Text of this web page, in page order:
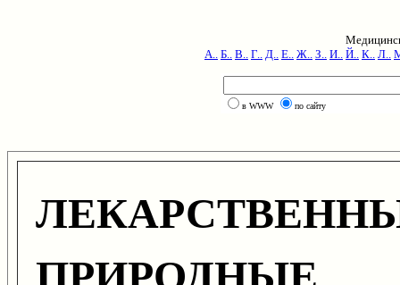
А.. Б.. В.. Г.. Д.. Е.. Ж.. З.. И.. Й.. К.. Л..
в WWW по сайту